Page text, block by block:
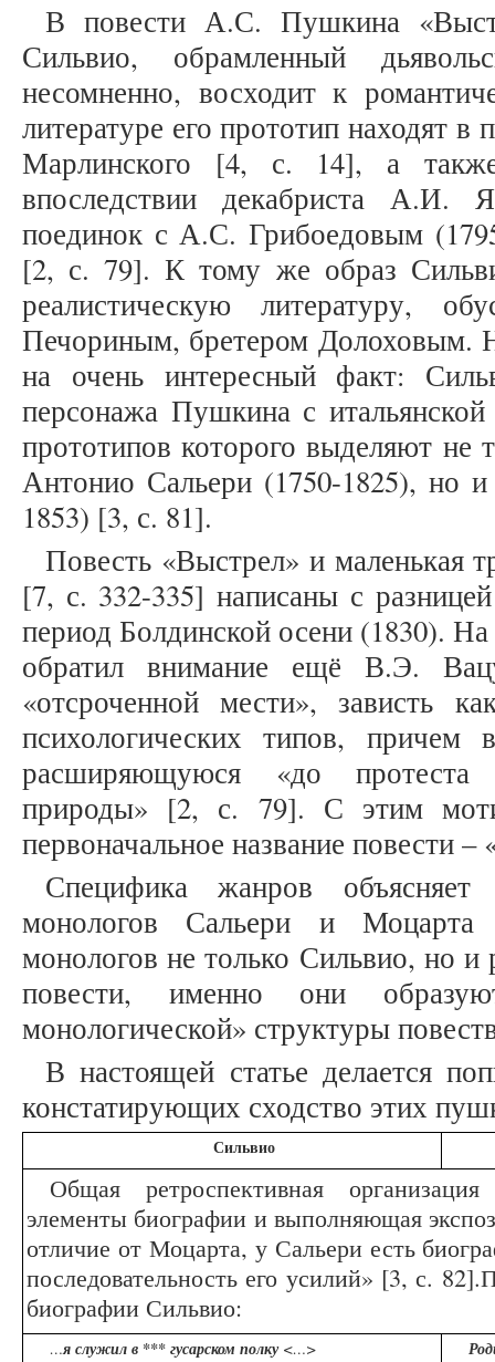
В повести А.С. Пушкина
Сильвио, обрамленный
несомненно, восходит к
литературе его прототип находят
Марлинского [4, с. 14], а
впоследствии декабриста А.И.
поединок с А.С. Грибоедовым
[2, с. 79]. К тому же образ
реалистическую литературу,
Печориным, бретером Долоховым.
на очень интересный факт:
персонажа Пушкина с
прототипов которого выделяют не
Антонио Сальери (1750-1825), но
1853) [3, с. 81].
Повесть «Выстрел» и маленькая
[7, с. 332-335] написаны с
период Болдинской осени (1830).
обратил внимание ещё В.Э.
«отсроченной мести», зависть
психологических типов,
расширяющуюся «до протеста
природы» [2, с. 79]. С этим
первоначальное название повести –
Специфика жанров объясняет
монологов Сальери и
монологов не только Сильвио, но и
повести, именно они
монологической» структуры
В настоящей статье делается
констатирующих сходство этих
Сильвио
Общая ретроспективная
элементы биографии и выполняющая
отличие от Моцарта, у Сальери есть
последовательность его усилий» [3, с.
биографии Сильвио:
…я служил в *** гусарском полку <…>